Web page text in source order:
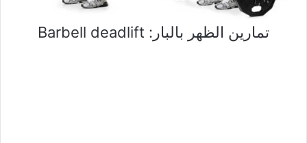
تمارين الظهر بالبار: Barbell deadlift